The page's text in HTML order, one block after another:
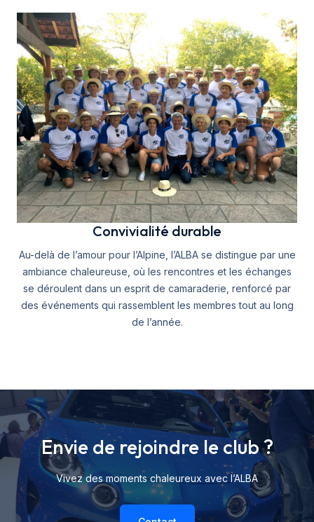
Convivialité durable
Au-delà de l’amour pour l’Alpine, l’ALBA se distingue par une
ambiance chaleureuse, où les rencontres et les échanges
se déroulent dans un esprit de camaraderie, renforcé par
des événements qui rassemblent les membres tout au long
de l’année.
Envie de rejoindre le club ?
Vivez des moments chaleureux avec l’ALBA